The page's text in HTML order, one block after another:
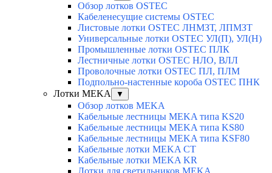
Обзор лотков OSTEC
Кабеленесущие системы OSTEC
Листовые лотки OSTEC ЛНМЗТ, ЛПМЗТ
Универсальные лотки OSTEC УЛ(П), УЛ(Н)
Промышленные лотки OSTEC ПЛК
Лестничные лотки OSTEC НЛО, ВЛЛ
Проволочные лотки OSTEC ПЛ, ПЛМ
Подпольно-настенные короба OSTEC ПНК
Лотки MEKA
▼
Обзор лотков MEKA
Кабельные лестницы MEKA типа KS20
Кабельные лестницы MEKA типа KS80
Кабельные лестницы MEKA типа KSF80
Кабельные лотки MEKA CT
Кабельные лотки MEKA KR